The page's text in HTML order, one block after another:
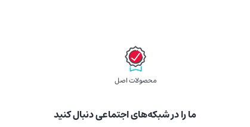
محصولات اصل
ما را در شبکه‌های اجتماعی دنبال کنید